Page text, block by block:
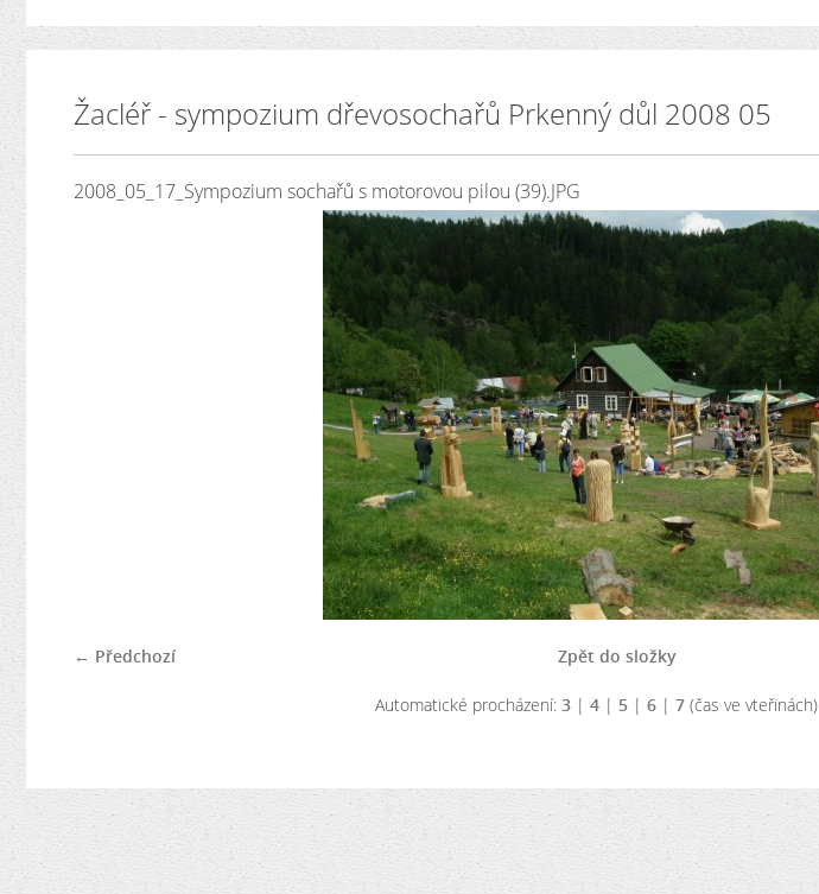
Žacléř - sympozium dřevosochařů Prkenný důl 2008 05
2008_05_17_Sympozium sochařů s motorovou pilou (39).JPG
← Předchozí Zpět do složky
Automatické procházení: 3| 4| 5| 6| 7(čas ve vteřinách)